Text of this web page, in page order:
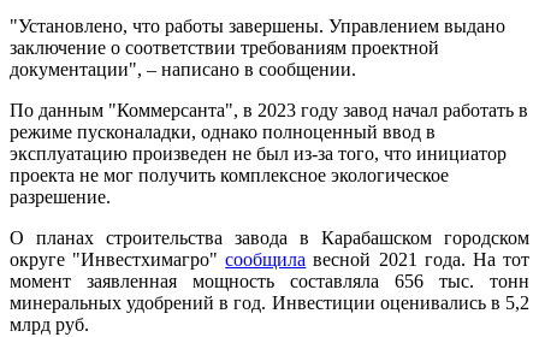
"Установлено, что работы завершены. Управлением выдано
заключение о соответствии требованиям проектной
документации", – написано в сообщении.
По данным "Коммерсанта", в 2023 году завод начал работать в
режиме пусконаладки, однако полноценный ввод в
эксплуатацию произведен не был из-за того, что инициатор
проекта не мог получить комплексное экологическое
разрешение.
О планах строительства завода в Карабашском городском
округе "Инвестхимагро"сообщила весной 2021 года. На тот
момент заявленная мощность составляла 656 тыс. тонн
минеральных удобрений в год. Инвестиции оценивались в 5,2
млрд руб.